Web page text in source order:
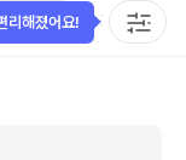
비노점수 국가 용량
리해졌어요!